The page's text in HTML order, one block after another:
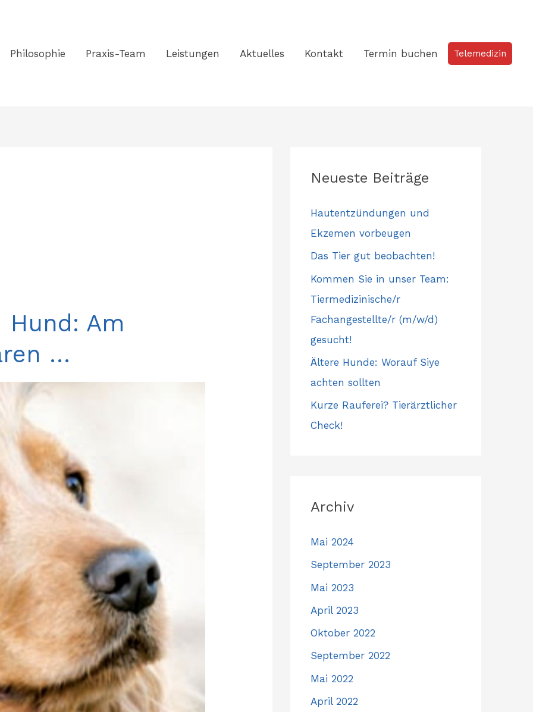
Philosophie Praxis-Team Leistungen Aktuelles Kontakt Termin buchen Telemedizin
Am
…
Neueste Beiträge
Hautentzündungen und
Ekzemen vorbeugen
Das Tier gut beobachten!
Kommen Sie in unser Team:
Tiermedizinische/r
Fachangestellte/r (m/w/d)
gesucht!
Ältere Hunde: Worauf Siye
achten sollten
Kurze Rauferei? Tierärztlicher
Check!
Archiv
Mai 2024
September 2023
Mai 2023
April 2023
Oktober 2022
September 2022
Mai 2022
April 2022